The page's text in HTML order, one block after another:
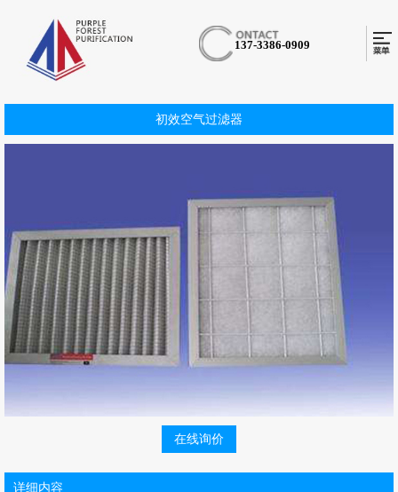
137-3386-0909
初效空气过滤器
在线询价
详细内容